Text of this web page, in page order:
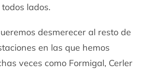
lados.
desmerecer al resto de
en las que hemos
veces como Formigal, Cerler